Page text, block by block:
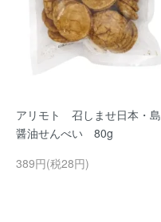
アリモト 召しませ日本・島
醤油せんべい 80g
389円(税28円)